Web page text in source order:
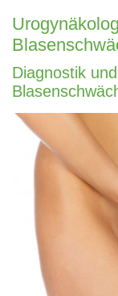
Diagnostik